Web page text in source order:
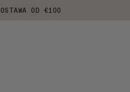
OD €100